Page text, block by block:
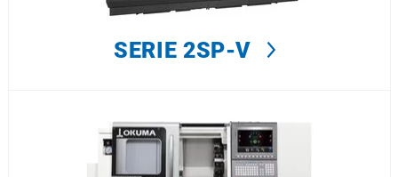
SERIE 2SP-V